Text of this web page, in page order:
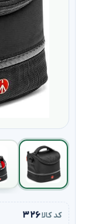
کد کالا۳۲۶